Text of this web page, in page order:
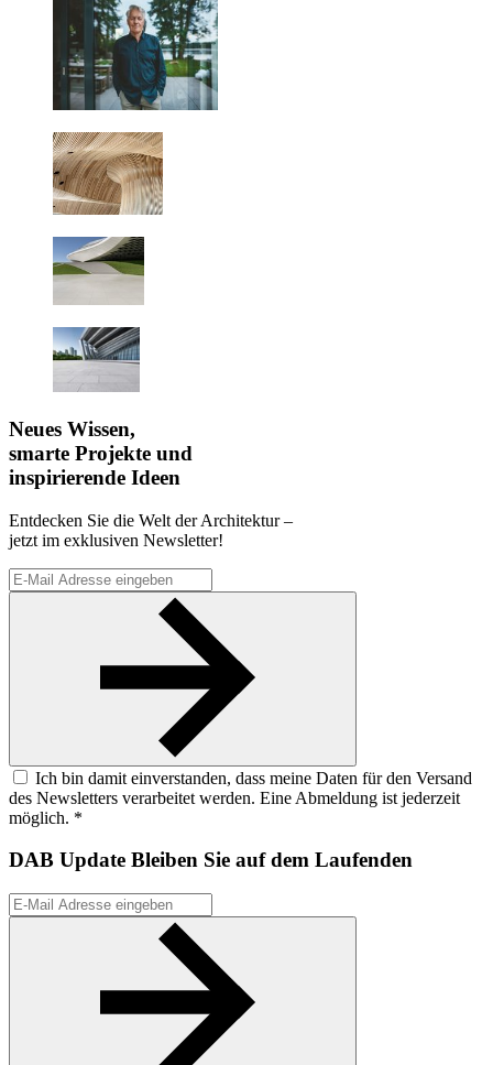
Neues Wissen,
smarte Projekte und
inspirierende Ideen
Entdecken Sie die Welt der Architektur –
jetzt im exklusiven Newsletter!
Ich bin damit einverstanden, dass meine Daten für den Versand
des Newsletters verarbeitet werden. Eine Abmeldung ist jederzeit
möglich. *
DAB Update Bleiben Sie auf dem Laufenden